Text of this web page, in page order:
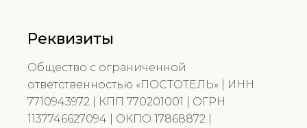
Реквизиты
Общество с ограниченной
ответственностью «ПОСТОТЕЛЬ» | ИНН
7710943972 | КПП 770201001 | ОГРН
1137746627094 | ОКПО 17868872 |